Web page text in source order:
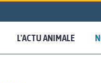
L'ACTU ANIMALE